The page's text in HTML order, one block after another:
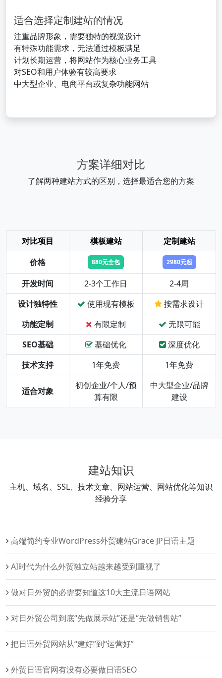
适合选择定制建站的情况
注重品牌形象，需要独特的视觉设计
有特殊功能需求，无法通过模板满足
计划长期运营，将网站作为核心业务工具
对SEO和用户体验有较高要求
中大型企业、电商平台或复杂功能网站
方案详细对比
了解两种建站方式的区别，选择最适合您的方案
对比项目 模板建站
定制建站
价格
880元全包 2980元起
开发时间 2-3个工作日
2-4周
设计独特性
使用现有模板
按需求设计
功能定制
有限定制
无限可能
SEO基础
基础优化
深度优化
技术支持
1年免费 1年免费
适合对象
初创企业/个人/预
算有限
中大型企业/品牌
建设
建站知识
主机、域名、SSL、技术文章、网站运营、网站优化等知识
经验分享
高端简约专业WordPress外贸建站Grace JP日语主题
AI时代为什么外贸独立站越来越受到重视了
做对日外贸的必需要知道这10大主流日语网站
对日外贸公司到底“先做展示站”还是“先做销售站”
把日语外贸网站从“建好”到“运营好”
外贸日语官网有没有必要做日语SEO